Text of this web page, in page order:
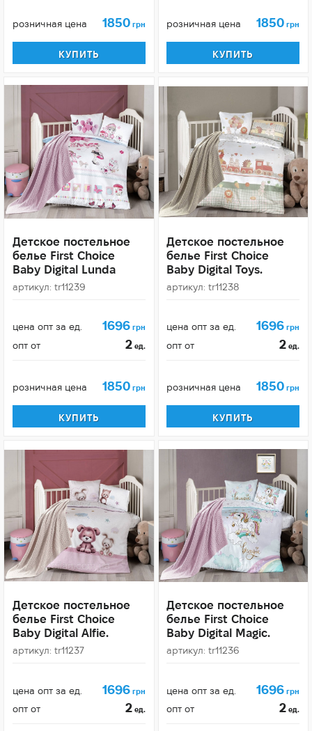
розничная цена 1850 грн
КУПИТЬ
розничная цена 1850 грн
КУПИТЬ
Детское постельное
белье First Choice
Baby Digital Lunda
артикул: tr11239
цена опт за ед. 1696 грн
опт от 2 ед.
розничная цена 1850 грн
КУПИТЬ
Детское постельное
белье First Choice
Baby Digital Toys.
артикул: tr11238
цена опт за ед. 1696 грн
опт от 2 ед.
розничная цена 1850 грн
КУПИТЬ
Детское постельное
белье First Choice
Baby Digital Alfie.
артикул: tr11237
цена опт за ед. 1696 грн
опт от 2 ед.
Детское постельное
белье First Choice
Baby Digital Magic.
артикул: tr11236
цена опт за ед. 1696 грн
опт от 2 ед.